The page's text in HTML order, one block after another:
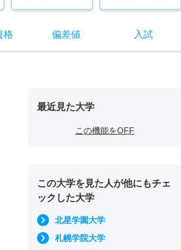
格 偏差値 入試
最近見た大学
この機能をOFF
この大学を見た人が他にもチェ
ックした大学
北星学園大学
札幌学院大学